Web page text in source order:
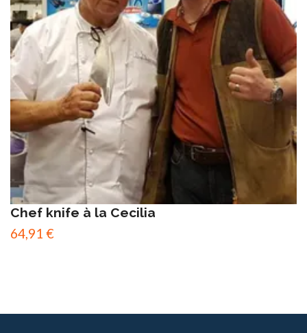
Chef knife à la Cecilia
64,91 €